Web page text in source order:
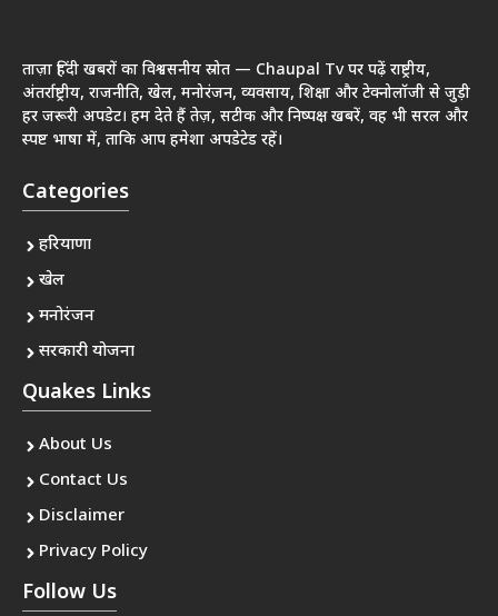
ताज़ा हिंदी खबरों का विश्वसनीय स्रोत — Chaupal Tv पर पढ़ें राष्ट्रीय,
अंतर्राष्ट्रीय, राजनीति, खेल, मनोरंजन, व्यवसाय, शिक्षा और टेक्नोलॉजी से जुड़ी
हर जरूरी अपडेट। हम देते हैं तेज़, सटीक और निष्पक्ष खबरें, वह भी सरल और
स्पष्ट भाषा में, ताकि आप हमेशा अपडेटेड रहें।
Categories
हरियाणा
खेल
मनोरंजन
सरकारी योजना
Quakes Links
About Us
Contact Us
Disclaimer
Privacy Policy
Follow Us